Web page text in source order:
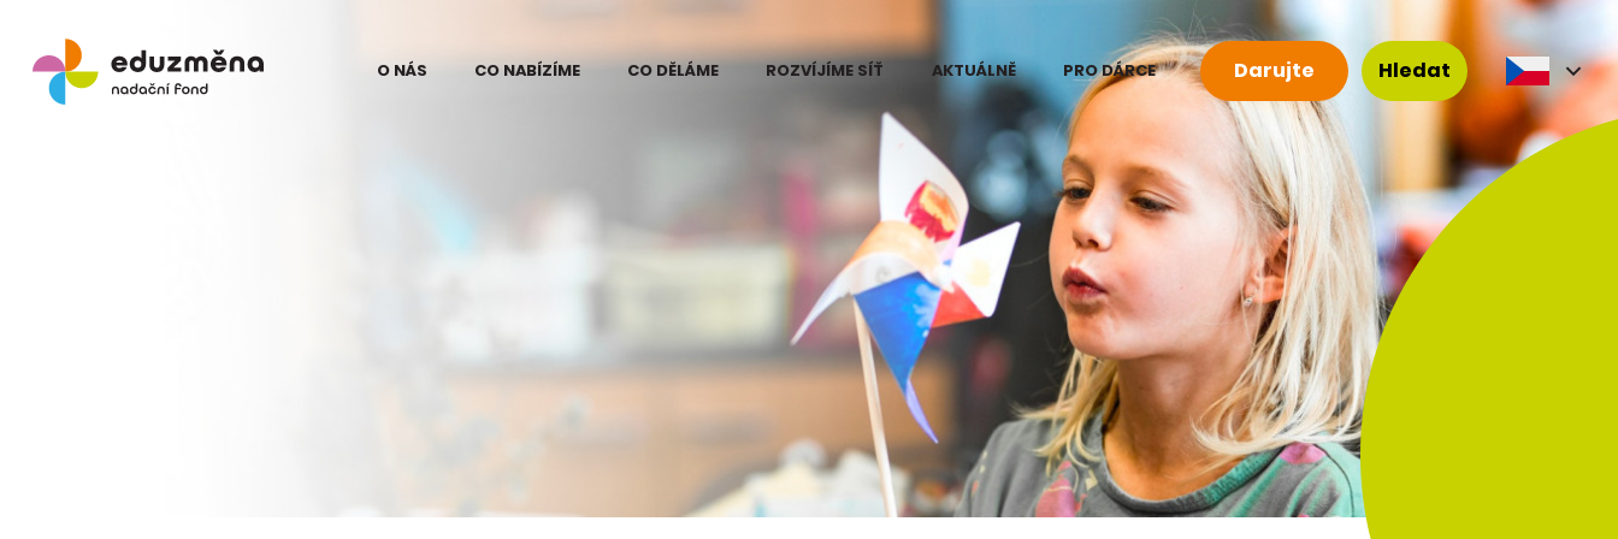
O NÁS CO NABÍZÍME
Eduzměny
Evaluace pilotního
projektu Eduzměna
Stručné informace
CO DĚLÁME
Kde vidíme problém
Projekt Eduzměna
Co děláme na
Kutnohorsku
Šumpersko-
Zábřežsku
Měníme postoj ke
Koordinace dárců
ROZVÍJÍME SÍŤ AKTUÁLNĚ PRO DÁRCE Darujte Hledat